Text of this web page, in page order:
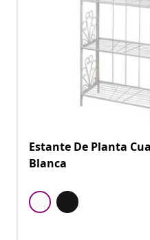
Estante De Planta
Blanca